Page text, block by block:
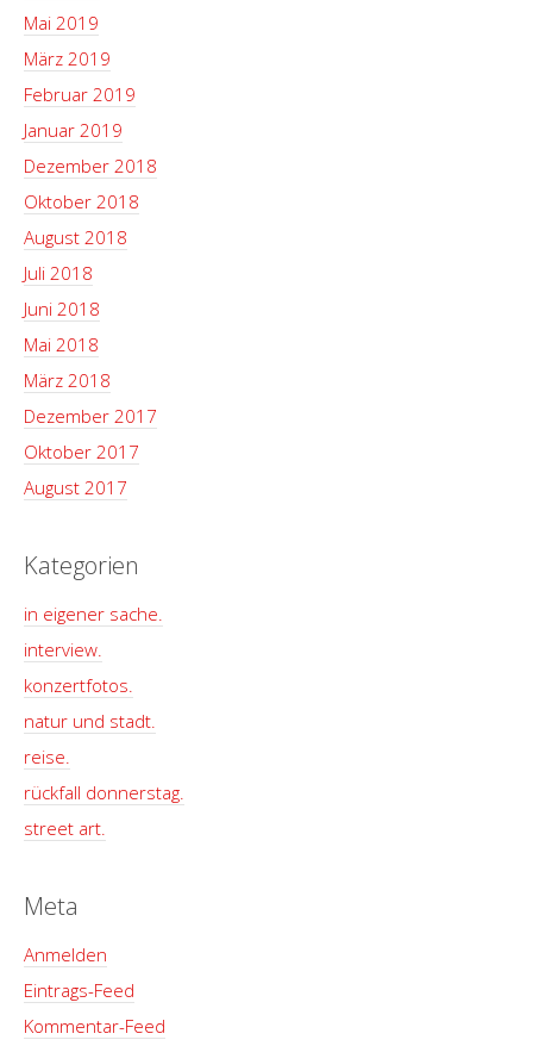
Mai 2019
März 2019
Februar 2019
Januar 2019
Dezember 2018
Oktober 2018
August 2018
Juli 2018
Juni 2018
Mai 2018
März 2018
Dezember 2017
Oktober 2017
August 2017
Kategorien
in eigener sache.
interview.
konzertfotos.
natur und stadt.
reise.
rückfall donnerstag.
street art.
Meta
Anmelden
Eintrags-Feed
Kommentar-Feed